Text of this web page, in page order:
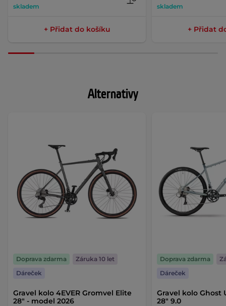
skladem
+ Přidat do košíku
skladem
+ Přidat
Alternativy
Gravel kolo 4EVER Gromvel Elite
28" - model 2026
Doprava zdarma
Záruka 10 let
Dáreček
Gravel kolo Ghost
28" 9.0
Doprava zdarma
Dáreček